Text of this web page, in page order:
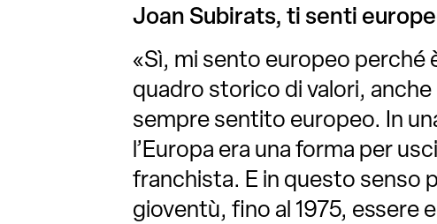
Joan Subirats, ti senti
«Sì, mi sento europeo perché
quadro storico di valori,
sempre sentito europeo. In
l’Europa era una forma per
franchista. E in questo senso
gioventù, fino al 1975, essere